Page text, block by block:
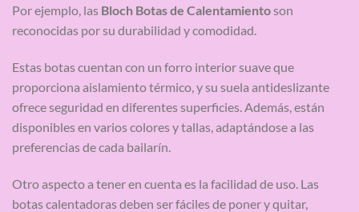
Por ejemplo, las Bloch Botas de Calentamientoson
reconocidas por su durabilidad y comodidad.
Estas botas cuentan con un forro interior suave que
proporciona aislamiento térmico, y su suela antideslizante
ofrece seguridad en diferentes superficies. Además, están
disponibles en varios colores y tallas, adaptándose a las
preferencias de cada bailarín.
Otro aspecto a tener en cuenta es la facilidad de uso. Las
botas calentadoras deben ser fáciles de poner y quitar,